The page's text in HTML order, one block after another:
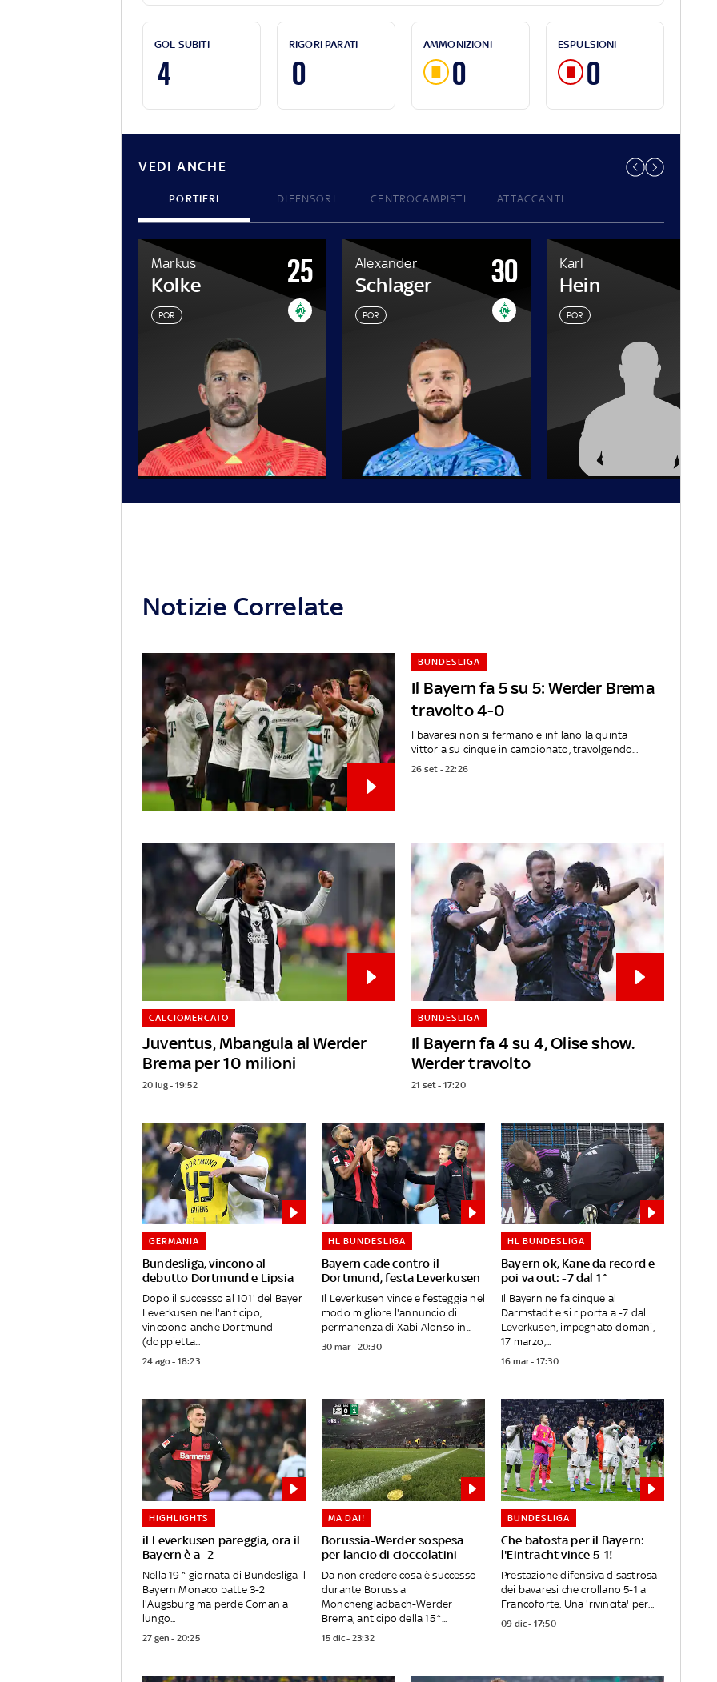
GOL SUBITI
4
RIGORI PARATI
0
AMMONIZIONI
0
ESPULSIONI
0
VEDI ANCHE
PORTIERI DIFENSORI CENTROCAMPISTI ATTACCANTI
Markus
Kolke
POR
25 Alexander
Schlager
POR
30 Karl
Hein
POR
Notizie Correlate
Il Bayern fa 5 su 5: Werder Brema
travolto 4-0
BUNDESLIGA
I bavaresi non si fermano e infilano la quinta
vittoria su cinque in campionato, travolgendo...
26 set - 22:26
Juventus, Mbangula al Werder
Brema per 10 milioni
CALCIOMERCATO
20 lug - 19:52
Il Bayern fa 4 su 4, Olise show.
Werder travolto
BUNDESLIGA
21 set - 17:20
Bundesliga, vincono al
debutto Dortmund e Lipsia
GERMANIA
Dopo il successo al 101' del Bayer
Leverkusen nell'anticipo,
vincoono anche Dortmund
(doppietta...
24 ago - 18:23
Bayern cade contro il
Dortmund, festa Leverkusen
HL BUNDESLIGA
Il Leverkusen vince e festeggia nel
modo migliore l'annuncio di
permanenza di Xabi Alonso in...
30 mar - 20:30
Bayern ok, Kane da record e
poi va out: -7 dal 1^
HL BUNDESLIGA
Il Bayern ne fa cinque al
Darmstadt e si riporta a -7 dal
Leverkusen, impegnato domani,
17 marzo,...
16 mar - 17:30
il Leverkusen pareggia, ora il
Bayern è a -2
HIGHLIGHTS
Nella 19^ giornata di Bundesliga il
Bayern Monaco batte 3-2
l'Augsburg ma perde Coman a
lungo...
27 gen - 20:25
Borussia-Werder sospesa
per lancio di cioccolatini
MA DAI!
Da non credere cosa è successo
durante Borussia
Monchengladbach-Werder
Brema, anticipo della 15^...
15 dic - 23:32
Che batosta per il Bayern:
l'Eintracht vince 5-1!
BUNDESLIGA
Prestazione difensiva disastrosa
dei bavaresi che crollano 5-1 a
Francoforte. Una 'rivincita' per...
09 dic - 17:50